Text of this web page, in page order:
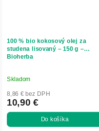
100 % bio kokosový olej za
studena lisovaný – 150 g –
Bioherba
Skladom
8,86 € bez DPH
10,90 €
Do košíka